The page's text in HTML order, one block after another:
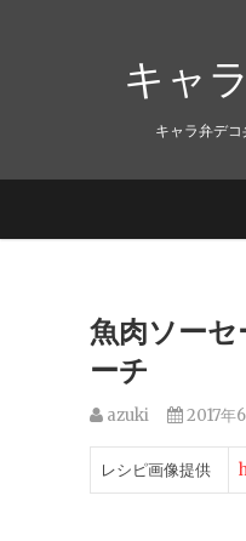
キャ
キャラ弁デ
魚肉ソー
ーチ
azuki 2017年
レシピ画像提供